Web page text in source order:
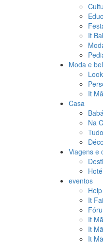
It
Moda e
It
Casa
Na
Viagens e
eventos
It
It
It
It